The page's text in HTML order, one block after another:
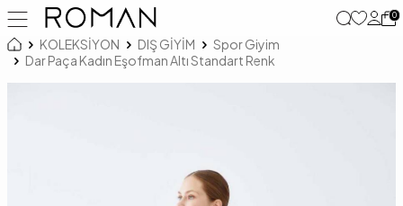
0
KOLEKSİYON DIŞ GİYİM
Spor Giyim
Dar Paça Kadın Eşofman Altı Standart Renk